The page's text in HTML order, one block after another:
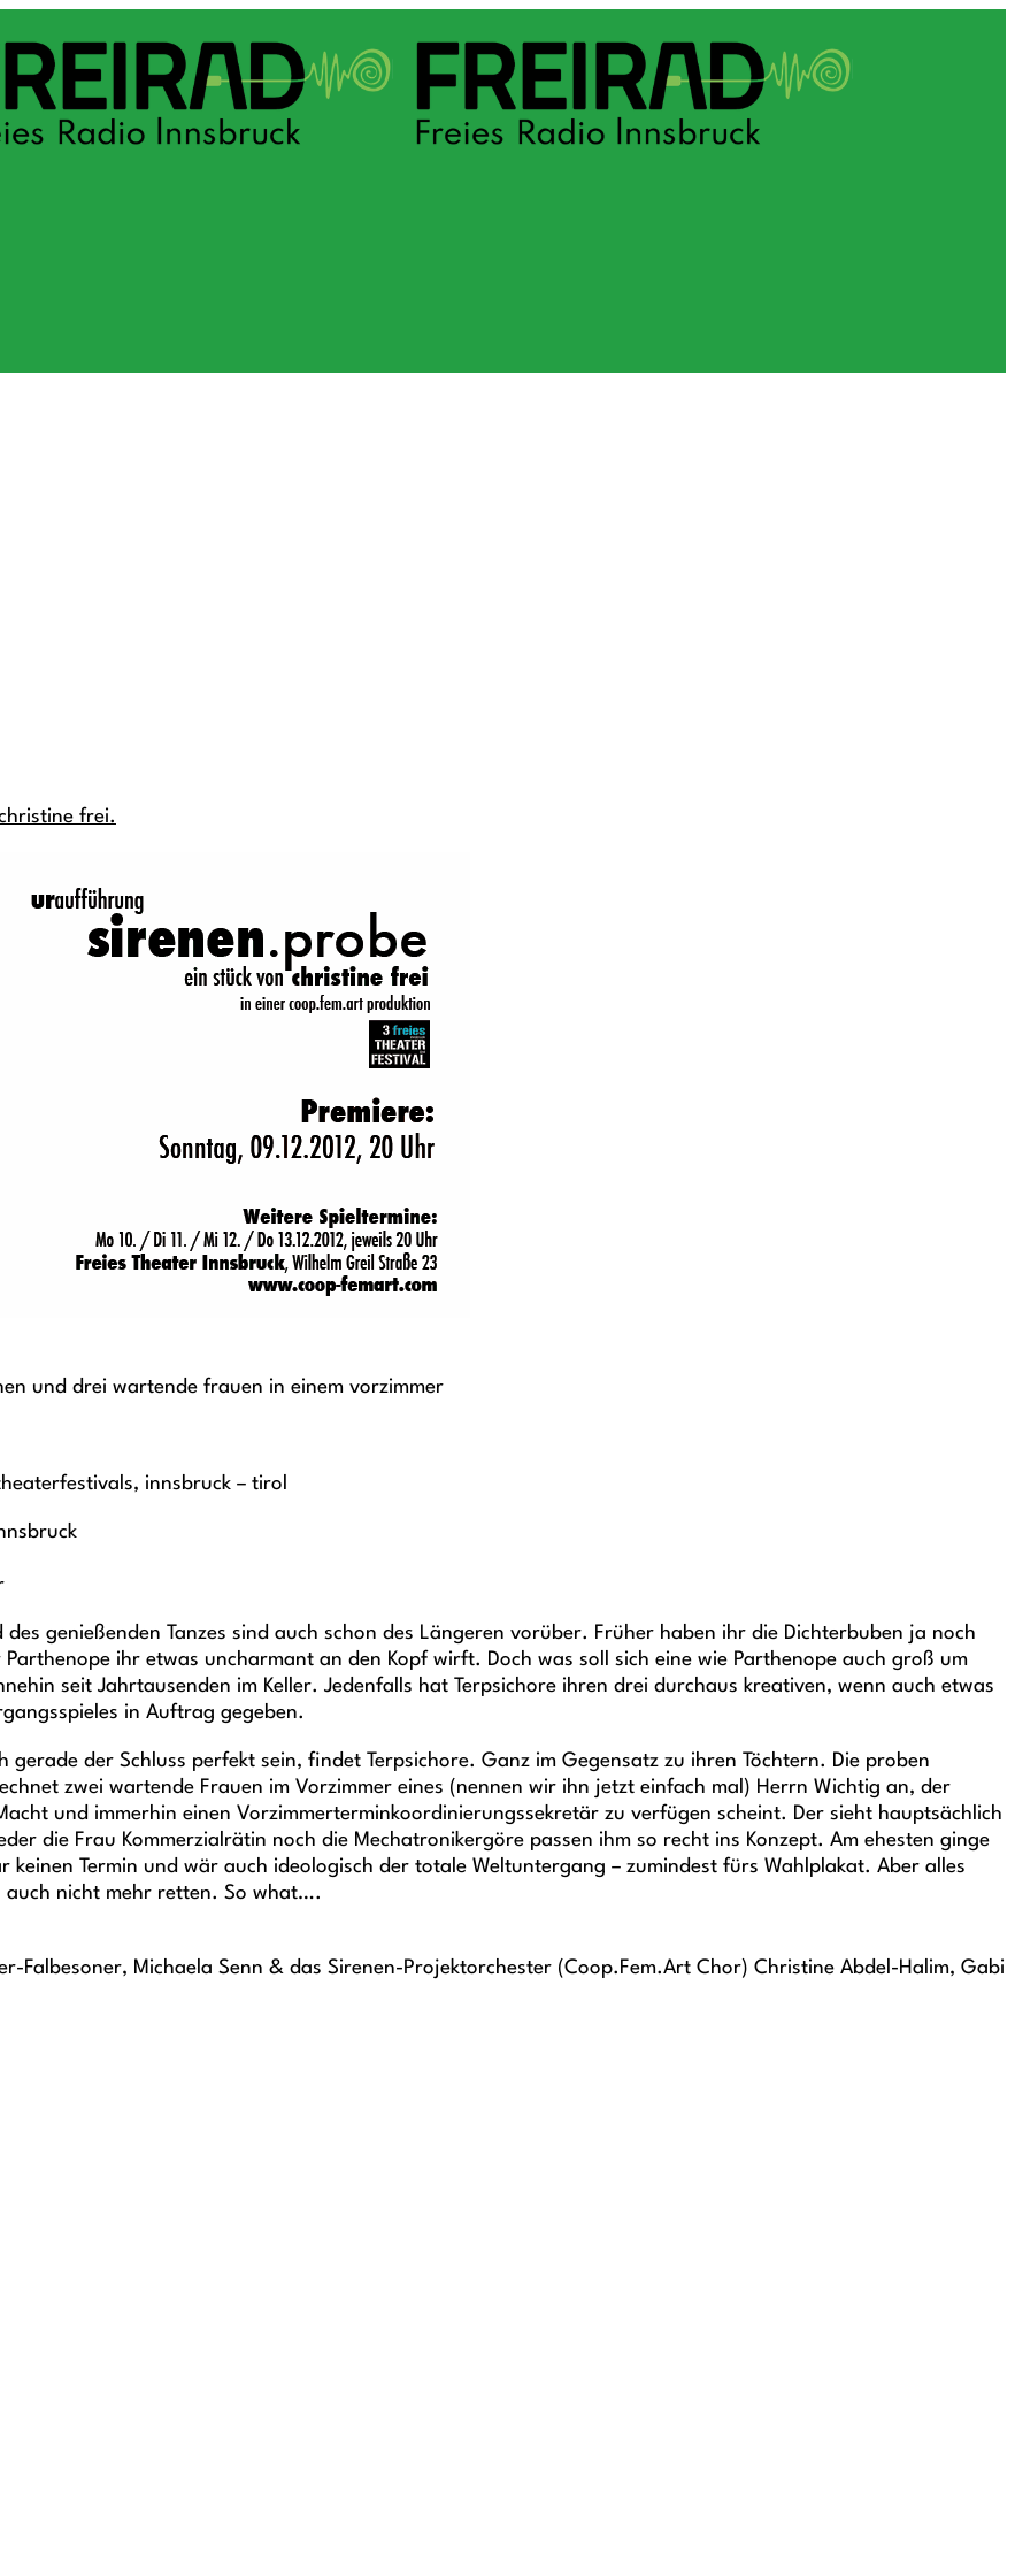
frei.
und drei wartende frauen in einem vorzimmer
innsbruck – tirol
genießenden Tanzes sind auch schon des Längeren vorüber. Früher haben ihr die Dichterbuben ja noch
ihr etwas uncharmant an den Kopf wirft. Doch was soll sich eine wie Parthenope auch groß um
seit Jahrtausenden im Keller. Jedenfalls hat Terpsichore ihren drei durchaus kreativen, wenn auch etwas
in Auftrag gegeben.
der Schluss perfekt sein, findet Terpsichore. Ganz im Gegensatz zu ihren Töchtern. Die proben
zwei wartende Frauen im Vorzimmer eines (nennen wir ihn jetzt einfach mal) Herrn Wichtig an, der
und immerhin einen Vorzimmerterminkoordinierungssekretär zu verfügen scheint. Der sieht hauptsächlich
die Frau Kommerzialrätin noch die Mechatronikergöre passen ihm so recht ins Konzept. Am ehesten ginge
keinen Termin und wär auch ideologisch der totale Weltuntergang – zumindest fürs Wahlplakat. Aber alles
auch nicht mehr retten. So what….
Falbesoner, Michaela Senn & das Sirenen-Projektorchester (Coop.Fem.Art Chor) Christine Abdel-Halim, Gabi